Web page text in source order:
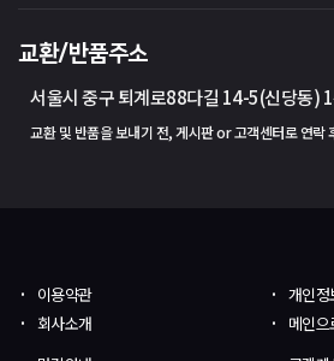
교환/반품주소
서울시 중구 퇴계로88다길 14-5(신당동)
교환 및 반품을 보내기 전, 게시판 or 고객센터로 연락
이용약관
개인정
회사소개
메인으